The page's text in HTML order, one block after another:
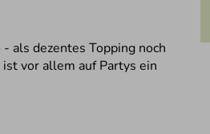
als dezentes Topping noch
vor allem auf Partys ein